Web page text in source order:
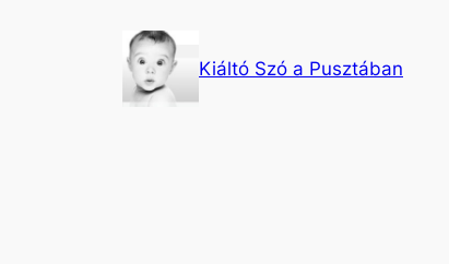
Kiáltó Szó a Pusztában